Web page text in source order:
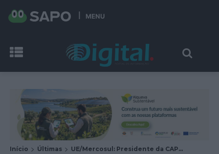
MENU
Início Últimas UE/Mercosul: Presidente da CAP...